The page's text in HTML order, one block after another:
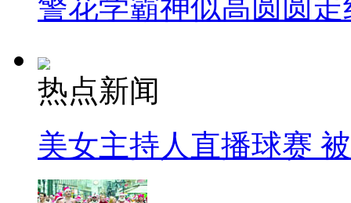
警花学霸神似高圆圆走
热点新闻
美女主持人直播球赛